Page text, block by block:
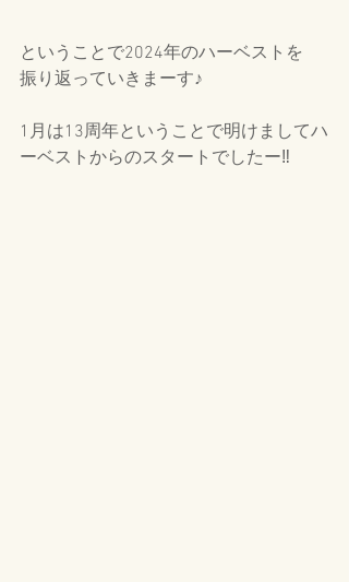
ということで2024年のハーベストを
振り返っていきまーす♪
1月は13周年ということで明けましてハ
ーベストからのスタートでしたー‼️